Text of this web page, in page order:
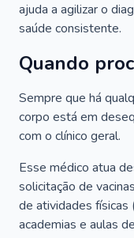
ajuda a agilizar o
saúde consistente.
Quando
Sempre que há
corpo está em
com o clínico geral.
Esse médico atua
solicitação de
de atividades físicas
academias e aulas